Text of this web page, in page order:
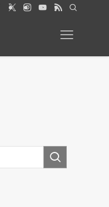
賛発売中